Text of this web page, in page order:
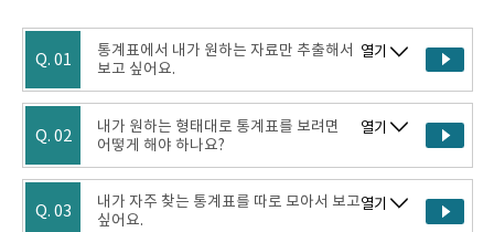
Q. 01
통계표에서 내가 원하는 자료만 추출해서
보고 싶어요.
열기
Q. 02
내가 원하는 형태대로 통계표를 보려면
어떻게 해야 하나요?
열기
Q. 03
내가 자주 찾는 통계표를 따로 모아서 보고
싶어요.
열기